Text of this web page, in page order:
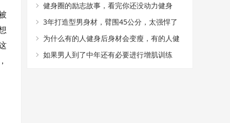
呼：酸了！
健身圈的励志故事，看完你还没动力健身
吗？
3年打造型男身材，臂围45公分，太强悍了
为什么有的人健身后身材会变瘦，有的人健
身后却越来越“胖”？
如果男人到了中年还有必要进行增肌训练